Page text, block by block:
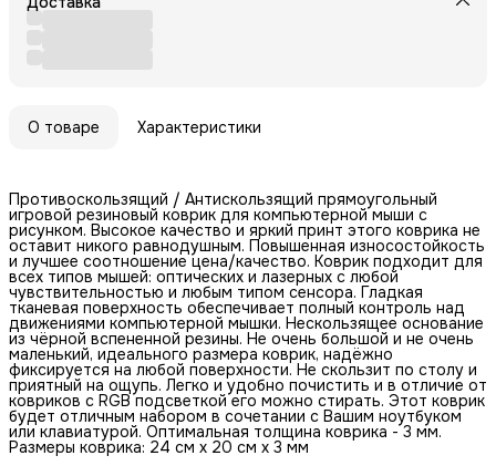
О товаре Характеристики
Противоскользящий / Антискользящий прямоугольный
игровой резиновый коврик для компьютерной мыши с
рисунком. Высокое качество и яркий принт этого коврика не
оставит никого равнодушным. Повышенная износостойкость
и лучшее соотношение цена/качество. Коврик подходит для
всех типов мышей: оптических и лазерных с любой
чувствительностью и любым типом сенсора. Гладкая
тканевая поверхность обеспечивает полный контроль над
движениями компьютерной мышки. Нескользящее основание
из чёрной вспененной резины. Не очень большой и не очень
маленький, идеального размера коврик, надёжно
фиксируется на любой поверхности. Не скользит по столу и
приятный на ощупь. Легко и удобно почистить и в отличие от
ковриков с RGB подсветкой его можно стирать. Этот коврик
будет отличным набором в сочетании с Вашим ноутбуком
или клавиатурой. Оптимальная толщина коврика - 3 мм.
Размеры коврика: 24 см x 20 см x 3 мм